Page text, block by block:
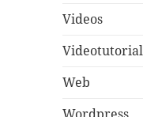
Videos
Videotutorial
Web